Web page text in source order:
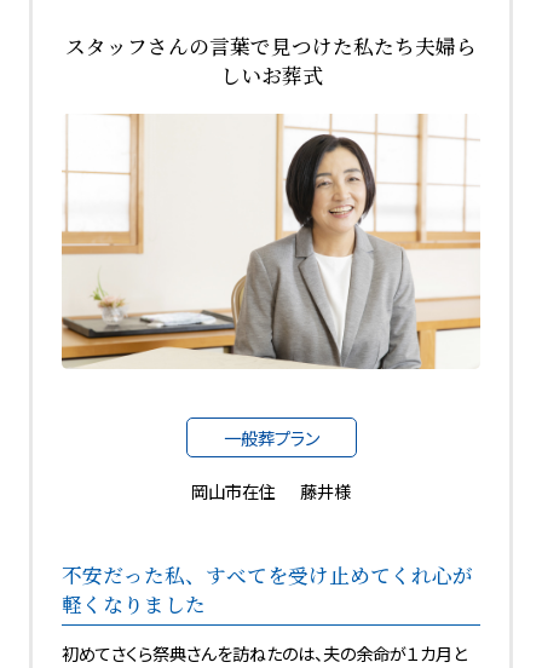
スタッフさんの言葉で見つけた私たち夫婦ら
しいお葬式
一般葬プラン
岡山市在住 藤井様
不安だった私、すべてを受け止めてくれ心が
軽くなりました
初めてさくら祭典さんを訪ねたのは、夫の余命が１カ月と